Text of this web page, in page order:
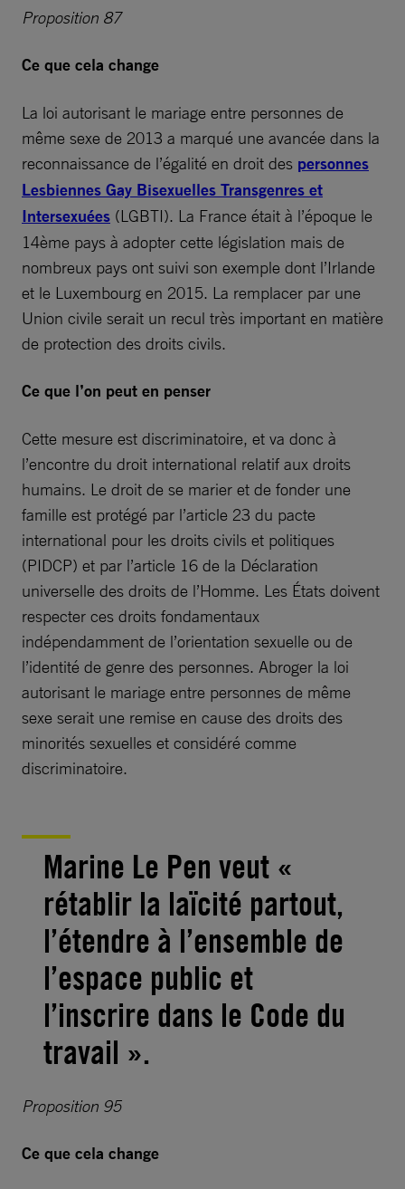
Proposition 87
Ce que cela change
La loi autorisant le mariage entre personnes de
même sexe de 2013 a marqué une avancée dans la
reconnaissance de l’égalité en droit des personnes
Lesbiennes Gay Bisexuelles Transgenres et
Intersexuées (LGBTI). La France était à l’époque le
14ème pays à adopter cette législation mais de
nombreux pays ont suivi son exemple dont l’Irlande
et le Luxembourg en 2015. La remplacer par une
Union civile serait un recul très important en matière
de protection des droits civils.
Ce que l’on peut en penser
Cette mesure est discriminatoire, et va donc à
l’encontre du droit international relatif aux droits
humains. Le droit de se marier et de fonder une
famille est protégé par l’article 23 du pacte
international pour les droits civils et politiques
(PIDCP) et par l’article 16 de la Déclaration
universelle des droits de l’Homme. Les États doivent
respecter ces droits fondamentaux
indépendamment de l’orientation sexuelle ou de
l’identité de genre des personnes. Abroger la loi
autorisant le mariage entre personnes de même
sexe serait une remise en cause des droits des
minorités sexuelles et considéré comme
discriminatoire.
Marine Le Pen veut «
rétablir la laïcité partout,
l’étendre à l’ensemble de
l’espace public et
l’inscrire dans le Code du
travail ».
Proposition 95
Ce que cela change